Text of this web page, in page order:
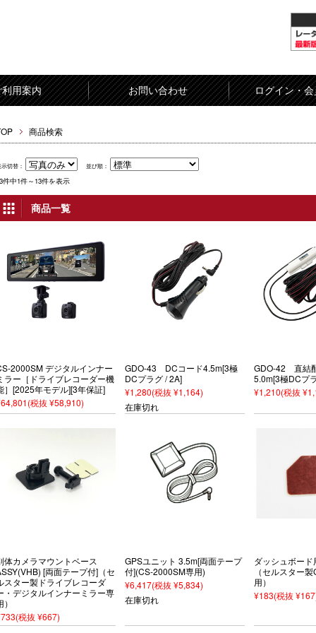
利用案内 お問い合わせ ログイン・
商品検索
切替： 並び順：
件中1件～13件を表示
商品一覧
2000SM デジタルインナー
ラー［ドライブレコーダー機
］[2025年モデル][3年保証]
(税抜 ¥58,910)
GDO-43 DCコード4.5m[3極
DCプラグ / 2A]
¥1,280(税抜 ¥1,164)
在庫切れ
GDO-42 直結
5.0m[3極DCプ
¥1,210(税抜
体カメラマウントベース
[両面テープ付]（セ
スター製ドライブレコーダ
・デジタルインナーミラー専
(税抜 ¥667)
GPSユニット 3.5m[両面テープ
付](CS-2000SM専用)
¥6,417(税抜 ¥5,834)
在庫切れ
ダッシュボー
（セルスター
用）
¥183(税抜